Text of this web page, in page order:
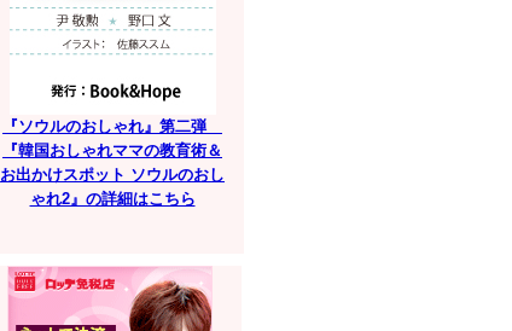
『ソウルのおしゃれ』第二弾
『韓国おしゃれママの教育術＆
お出かけスポット ソウルのおし
ゃれ2』の詳細はこちら